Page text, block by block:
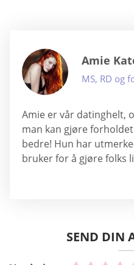
Amie
MS, RD og
Amie er vår datinghelt,
man kan gjøre
bedre! Hun har
bruker for å gjøre folks
SEND DIN